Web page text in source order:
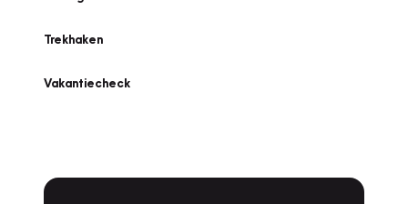
Trekhaken
Vakantiecheck